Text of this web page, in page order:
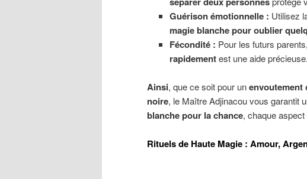
Guérison émotionnelle : Utilisez
magie blanche pour oublier
Fécondité : Pour les futurs
rapidementest une aide précieuse.
Ainsi, que ce soit pour unenvoutement
noire, le Maître Adjinacou vous garantit
blanche pour la chance, chaque aspect
Rituels de Haute Magie : Amour,